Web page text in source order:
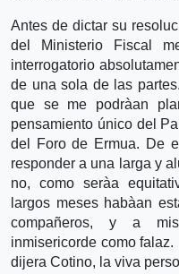
Antes de dictar su
del Ministerio Fiscal
interrogatorio
de una sola de las
que se me podrà­an
pensamiento único del
del Foro de Ermua. De
responder a una larga y
no, como serà­a
largos meses habà­an
compañeros, y a
inmisericorde como
dijera Cotino, la viva